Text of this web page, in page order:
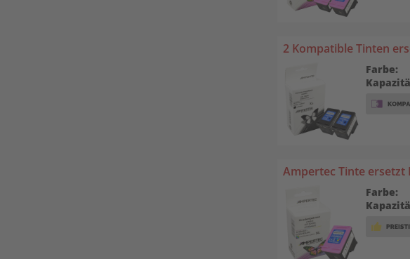
2 Kompatible Tinten
Farbe:
Ampertec Tinte ersetzt
Farbe: